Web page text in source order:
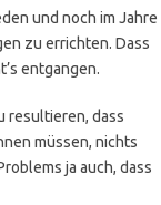
und noch im Jahre
zu errichten. Dass
entgangen.
resultieren, dass
müssen, nichts
ja auch, dass